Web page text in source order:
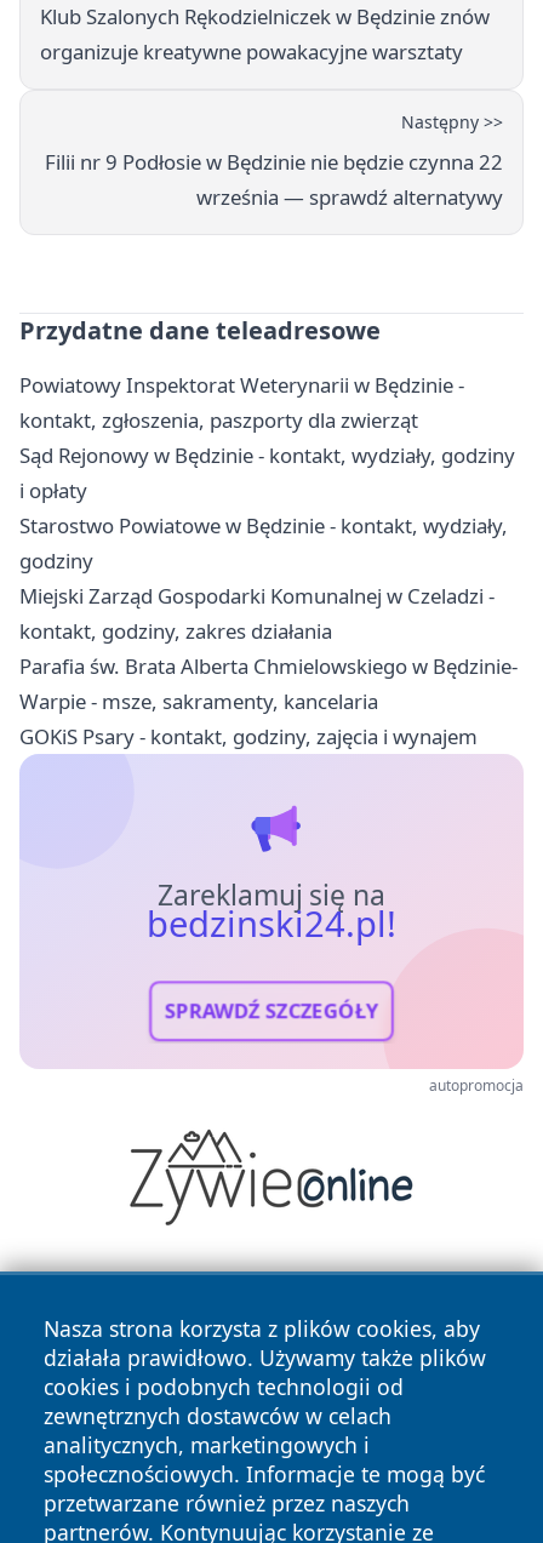
Klub Szalonych Rękodzielniczek w Będzinie znów
organizuje kreatywne powakacyjne warsztaty
Następny >>
Filii nr 9 Podłosie w Będzinie nie będzie czynna 22
września — sprawdź alternatywy
Przydatne dane teleadresowe
Powiatowy Inspektorat Weterynarii w Będzinie -
kontakt, zgłoszenia, paszporty dla zwierząt
Sąd Rejonowy w Będzinie - kontakt, wydziały, godziny
i opłaty
Starostwo Powiatowe w Będzinie - kontakt, wydziały,
godziny
Miejski Zarząd Gospodarki Komunalnej w Czeladzi -
kontakt, godziny, zakres działania
Parafia św. Brata Alberta Chmielowskiego w Będzinie-
Warpie - msze, sakramenty, kancelaria
GOKiS Psary - kontakt, godziny, zajęcia i wynajem
Zareklamuj się na
bedzinski24.pl!
SPRAWDŹ SZCZEGÓŁY
autopromocja
Nasza strona korzysta z plików cookies, aby
działała prawidłowo. Używamy także plików
cookies i podobnych technologii od
zewnętrznych dostawców w celach
analitycznych, marketingowych i
społecznościowych. Informacje te mogą być
przetwarzane również przez naszych
partnerów. Kontynuując korzystanie ze
Copyright © 2026 bedzinski24.pl Wszystkie prawa
zastrzeżone.
Polityka Polityka